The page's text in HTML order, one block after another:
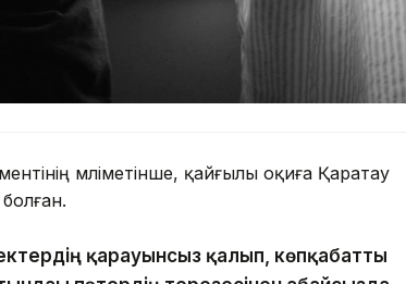
мәліметінше, қайғылы оқиға Қаратау
қарауынсыз қалып, көпқабатты